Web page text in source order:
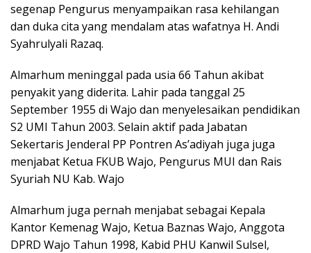
segenap Pengurus menyampaikan rasa kehilangan
dan duka cita yang mendalam atas wafatnya H. Andi
Syahrulyali Razaq.
Almarhum meninggal pada usia 66 Tahun akibat
penyakit yang diderita. Lahir pada tanggal 25
September 1955 di Wajo dan menyelesaikan pendidikan
S2 UMI Tahun 2003. Selain aktif pada Jabatan
Sekertaris Jenderal PP Pontren As’adiyah juga juga
menjabat Ketua FKUB Wajo, Pengurus MUI dan Rais
Syuriah NU Kab. Wajo
Almarhum juga pernah menjabat sebagai Kepala
Kantor Kemenag Wajo, Ketua Baznas Wajo, Anggota
DPRD Wajo Tahun 1998, Kabid PHU Kanwil Sulsel,